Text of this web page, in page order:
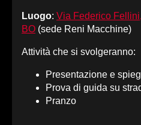
Luogo: Via Federico
BO (sede Reni Macchine)
Attività che si svolgeranno:
Presentazione e
Prova di guida su
Pranzo